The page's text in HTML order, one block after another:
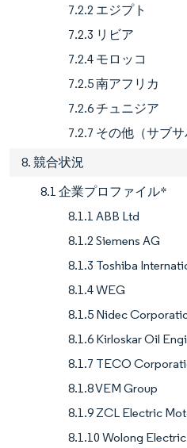
7.2.2 エジプト
7.2.3 リビア
7.2.4 モロッコ
7.2.5 南アフリカ
7.2.6 チュニジア
7.2.7 その他（サブサ
8. 競合状況
8.1 企業プロファイル*
8.1.1 ABB Ltd
8.1.2 Siemens AG
8.1.3 Toshiba
8.1.4 WEG
8.1.5 Nidec
8.1.6 Kirloskar Oil
8.1.7 TECO
8.1.8 VEM Group
8.1.9 ZCL Electric
8.1.10 Wolong